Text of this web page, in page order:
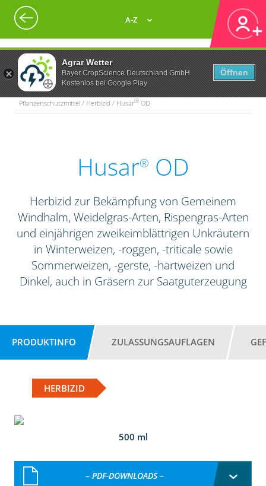
Agrar Wetter
Bayer CropScience Deutschland GmbH
Kostenlos bei Google Play
Öffnen
A-Z
Pflanzenschutzmittel / Herbizid / Husar® OD
Husar® OD
Herbizid zur Bekämpfung von Gemeinem
Windhalm, Weidelgras-Arten, Rispengras-Arten
und einjährigen zweikeimblättrigen Unkräutern
in Winterweizen, -roggen, -triticale sowie
Sommerweizen, -gerste, -hartweizen und
Dinkel, auch in Gräsern zur Saatguterzeugung
PRODUKTINFO ZULASSUNGSAUFLAGEN
HERBIZID
500 ml
– PDF-DOWNLOADS –